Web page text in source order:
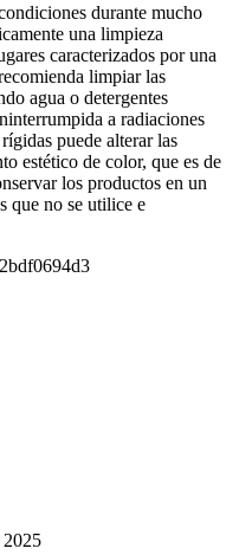
durante mucho
una limpieza
caracterizados por una
limpiar las
agua o detergentes
a radiaciones
puede alterar las
estético de color, que es de
los productos en un
que no se utilice e
2025